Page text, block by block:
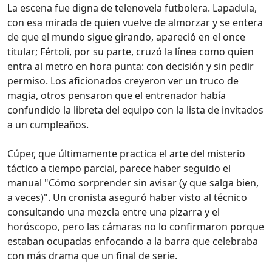
La escena fue digna de telenovela futbolera. Lapadula,
con esa mirada de quien vuelve de almorzar y se entera
de que el mundo sigue girando, apareció en el once
titular; Fértoli, por su parte, cruzó la línea como quien
entra al metro en hora punta: con decisión y sin pedir
permiso. Los aficionados creyeron ver un truco de
magia, otros pensaron que el entrenador había
confundido la libreta del equipo con la lista de invitados
a un cumpleaños.
Cúper, que últimamente practica el arte del misterio
táctico a tiempo parcial, parece haber seguido el
manual "Cómo sorprender sin avisar (y que salga bien,
a veces)". Un cronista aseguró haber visto al técnico
consultando una mezcla entre una pizarra y el
horóscopo, pero las cámaras no lo confirmaron porque
estaban ocupadas enfocando a la barra que celebraba
con más drama que un final de serie.